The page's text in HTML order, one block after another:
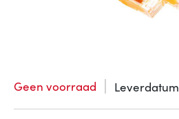
Geen voorraad Leverdatum